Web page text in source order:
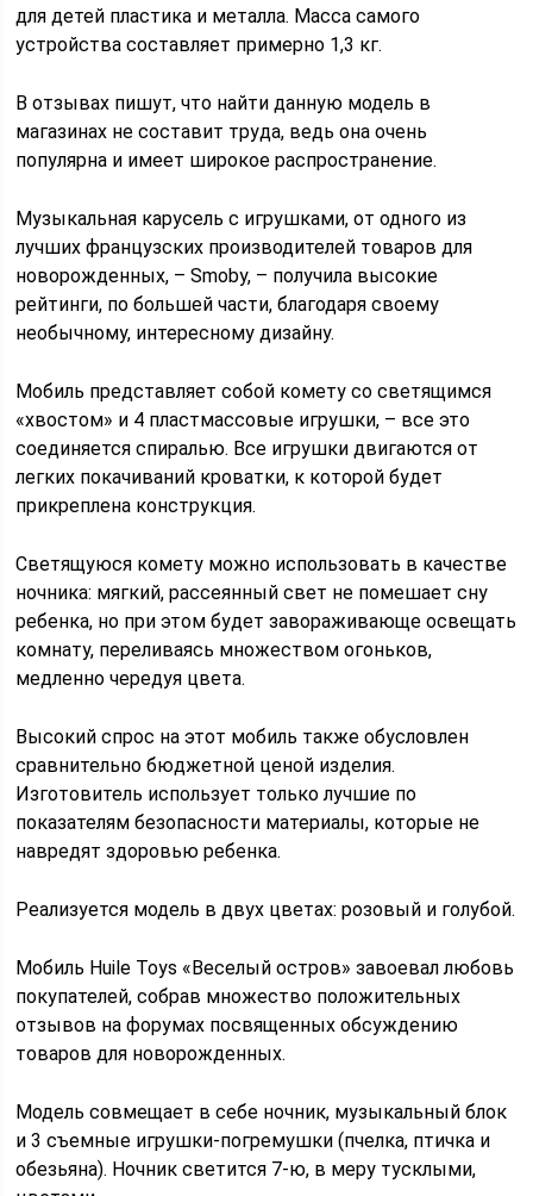
для детей пластика и металла. Масса самого
устройства составляет примерно 1,3 кг.
В отзывах пишут, что найти данную модель в
магазинах не составит труда, ведь она очень
популярна и имеет широкое распространение.
Музыкальная карусель с игрушками, от одного из
лучших французских производителей товаров для
новорожденных, – Smoby, – получила высокие
рейтинги, по большей части, благодаря своему
необычному, интересному дизайну.
Мобиль представляет собой комету со светящимся
«хвостом» и 4 пластмассовые игрушки, – все это
соединяется спиралью. Все игрушки двигаются от
легких покачиваний кроватки, к которой будет
прикреплена конструкция.
Светящуюся комету можно использовать в качестве
ночника: мягкий, рассеянный свет не помешает сну
ребенка, но при этом будет завораживающе освещать
комнату, переливаясь множеством огоньков,
медленно чередуя цвета.
Высокий спрос на этот мобиль также обусловлен
сравнительно бюджетной ценой изделия.
Изготовитель использует только лучшие по
показателям безопасности материалы, которые не
навредят здоровью ребенка.
Реализуется модель в двух цветах: розовый и голубой.
Мобиль Huile Toys «Веселый остров» завоевал любовь
покупателей, собрав множество положительных
отзывов на форумах посвященных обсуждению
товаров для новорожденных.
Модель совмещает в себе ночник, музыкальный блок
и 3 съемные игрушки-погремушки (пчелка, птичка и
обезьяна). Ночник светится 7-ю, в меру тусклыми,